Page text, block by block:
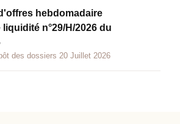
hebdomadaire
n°29/H/2026 du
des dossiers 20 Juillet 2026